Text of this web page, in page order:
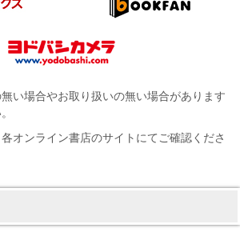
い場合やお取り扱いの無い場合があります
オンライン書店のサイトにてご確認くださ